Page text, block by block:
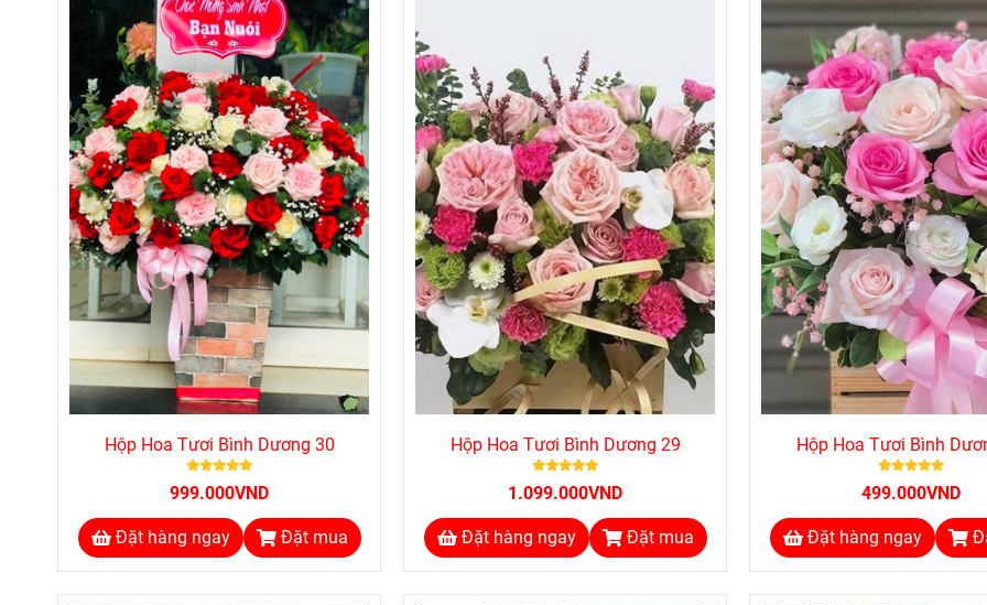
Hộp Hoa Tươi Bình Dương 30
999.000VND
Đặt hàng ngay Đặt mua
Hộp Hoa Tươi Bình Dương 29
1.099.000VND
Đặt hàng ngay Đặt mua
Hộp Hoa Tươi Bình
499.000VND
Đặt hàng ngay